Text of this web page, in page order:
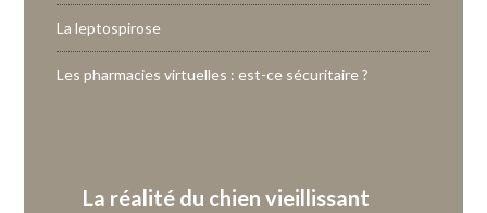
La leptospirose
Les pharmacies virtuelles : est-ce sécuritaire ?
La réalité du chien vieillissant